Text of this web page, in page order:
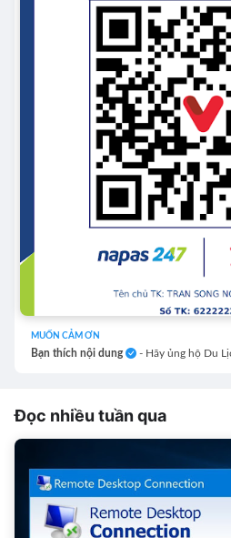
MUỐN CẢM ƠN
Bạn thích nội dung - Hãy ủng hộ Du
Đọc nhiều tuần qua